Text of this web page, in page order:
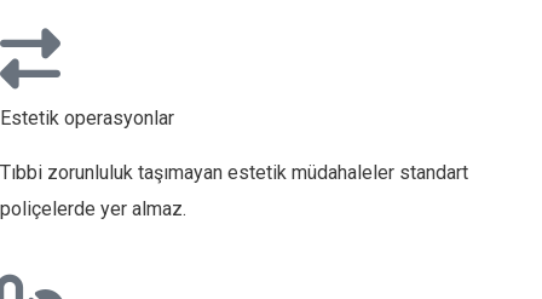
Estetik operasyonlar
Tıbbi zorunluluk taşımayan estetik müdahaleler standart
poliçelerde yer almaz.